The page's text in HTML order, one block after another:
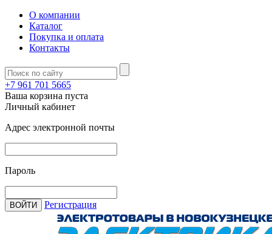
О компании
Каталог
Покупка и оплата
Контакты
+7 961 701 5665
Ваша корзина пуста
Личный кабинет
Адрес электронной почты
Пароль
ВОЙТИ Регистрация